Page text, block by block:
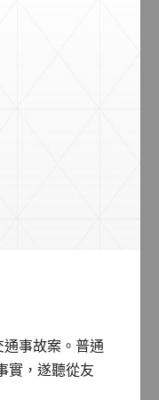
事故案。普通
實，遂聽從友